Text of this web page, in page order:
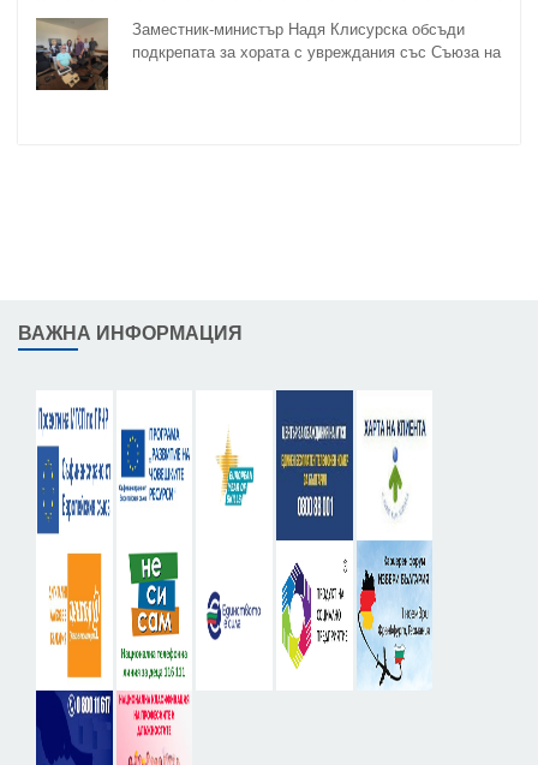
Заместник-министър Надя Клисурска обсъди
подкрепата за хората с увреждания със Съюза на
ВАЖНА ИНФОРМАЦИЯ